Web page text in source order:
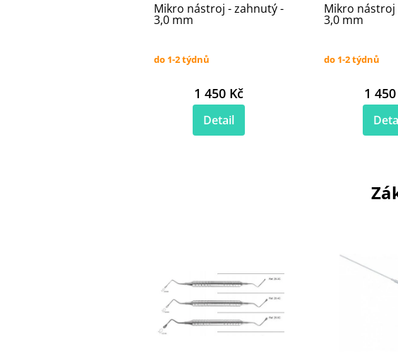
Mikro nástroj - zahnutý -
3,0 mm
do 1-2 týdnů
1 450 Kč
Detail
Mikro nástroj
3,0 mm
do 1-2 týdnů
1